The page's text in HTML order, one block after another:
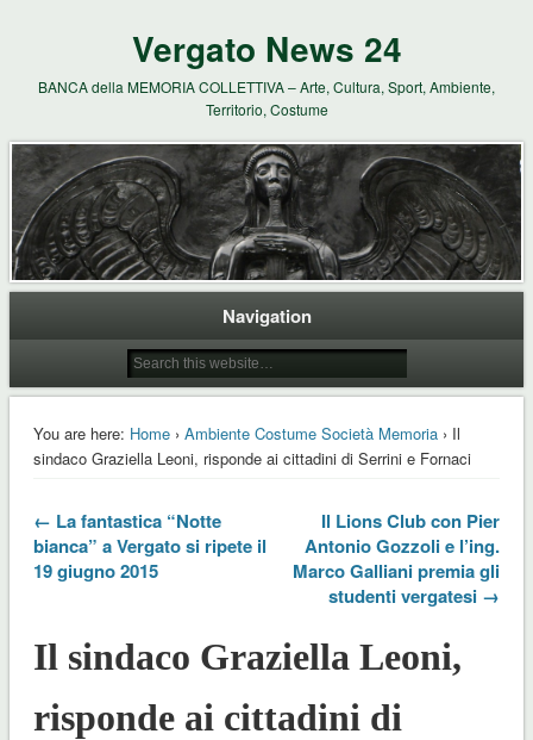
Vergato News 24
BANCA della MEMORIA COLLETTIVA – Arte, Cultura, Sport, Ambiente,
Territorio, Costume
Navigation
You are here: Home› Ambiente Costume Società Memoria› Il
sindaco Graziella Leoni, risponde ai cittadini di Serrini e Fornaci
← La fantastica “Notte
bianca” a Vergato si ripete il
19 giugno 2015
Il Lions Club con Pier
Antonio Gozzoli e l’ing.
Marco Galliani premia gli
studenti vergatesi →
Il sindaco Graziella Leoni,
risponde ai cittadini di